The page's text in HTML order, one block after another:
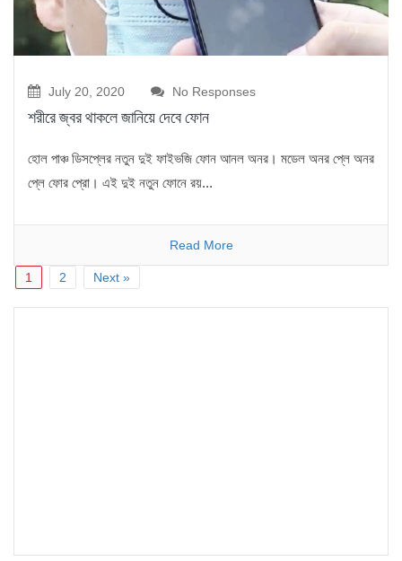
July 20, 2020 No Responses
শরীরে জ্বর থাকলে জানিয়ে দেবে ফোন
হোল পাঞ্চ ডিসপ্লের নতুন দুই ফাইভজি ফোন আনল অনর। মডেল অনর প্লে অনর
প্লে ফোর প্রো। এই দুই নতুন ফোনে রয়...
Read More
1 2 Next »